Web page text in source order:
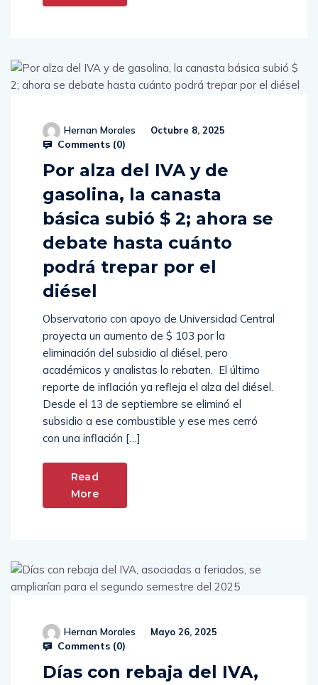
Hernan Morales Octubre 8, 2025
Comments (0)
Por alza del IVA y de
gasolina, la canasta
básica subió $ 2; ahora se
debate hasta cuánto
podrá trepar por el
diésel
Observatorio con apoyo de Universidad Central
proyecta un aumento de $ 103 por la
eliminación del subsidio al diésel, pero
académicos y analistas lo rebaten. El último
reporte de inflación ya refleja el alza del diésel.
Desde el 13 de septiembre se eliminó el
subsidio a ese combustible y ese mes cerró
con una inflación […]
Read
More
Hernan Morales Mayo 26, 2025
Comments (0)
Días con rebaja del IVA,